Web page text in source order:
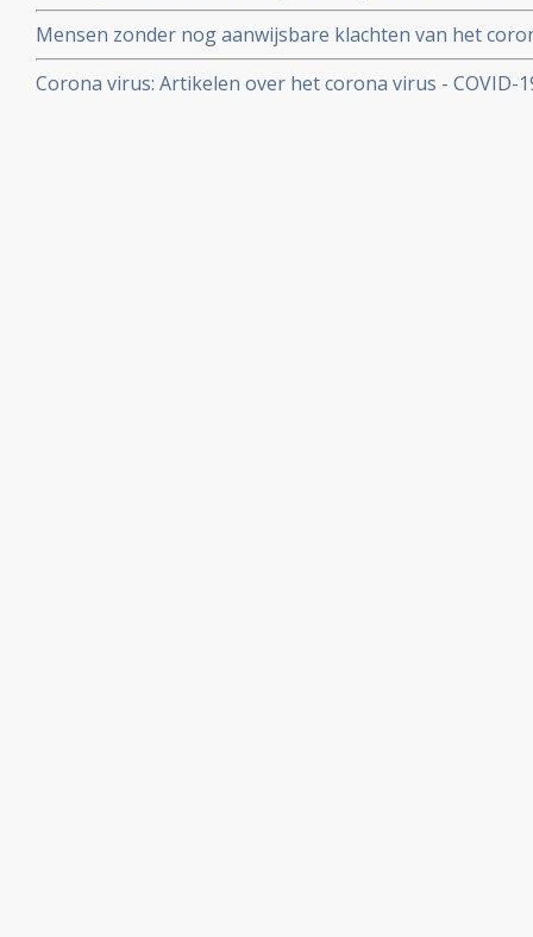
Mensen zonder nog aanwijsbare klachten van het
besmet blijken het corona virus ook en zelfs nog
dan mensen met al wel aanwijsbare klachten
Corona virus: Artikelen over het corona virus - COVID-